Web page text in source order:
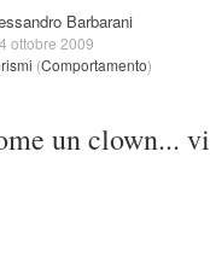
Barbarani
ottobre 2009
(Comportamento)
un clown...